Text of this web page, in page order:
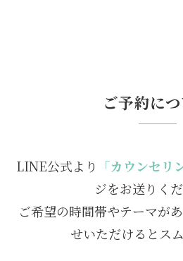
ご予約に
LINE公式より 「カウンセリ
ジをお送りくだ
ご希望の時間帯やテーマが
せいただけるとスム